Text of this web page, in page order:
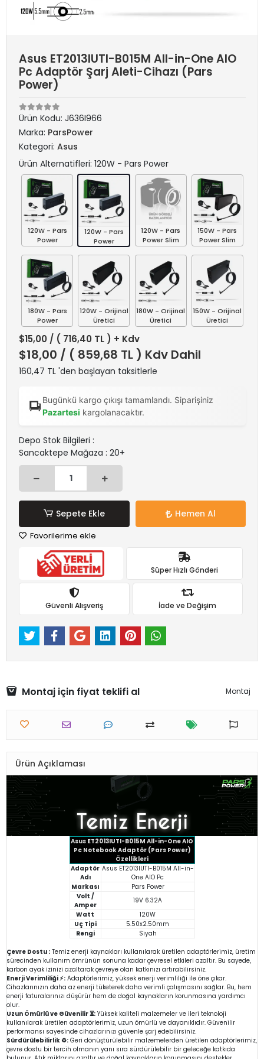
Asus ET2013IUTI-B015M All-in-One AIO
Pc Adaptör Şarj Aleti-Cihazı (Pars
Power)
Ürün Kodu: J636I966
Marka: ParsPower
Kategori: Asus
Ürün Alternatifleri: 120W - Pars Power
120W - Pars
Power
120W - Pars
Power
120W - Pars
Power Slim
150W - Pars
Power Slim
180W - Pars
Power
120W - Orijinal
Üretici
180W - Orijinal
Üretici
150W - Orijinal
Üretici
$15,00 / ( 716,40 TL ) + Kdv
$18,00 / ( 859,68 TL ) Kdv Dahil
160,47 TL 'den başlayan taksitlerle
Bugünkü kargo çıkışı tamamlandı. Siparişiniz
Pazartesi kargolanacaktır.
Depo Stok Bilgileri :
Sancaktepe Mağaza : 20+
Sepete Ekle Hemen Al
Favorilerime ekle
Süper Hızlı Gönderi
Güvenli Alışveriş İade ve Değişim
Montaj için fiyat teklifi al Montaj
Ürün Açıklaması
Asus ET2013IUTI-B015M All-in-One AIO
Pc Notebook Adaptör (Pars Power)
Özellikleri
Adaptör
Adı
Asus ET2013IUTI-B015M All-in-
One AIO Pc
Markası
Pars Power
Volt /
Amper
19V 6.32A
Watt
120W
Uç Tipi
5.50x2.50mm
Rengi
Siyah
Çevre Dostu : Temiz enerji kaynakları kullanılarak üretilen adaptörlerimiz, üretim
sürecinden kullanım ömrünün sonuna kadar çevresel etkileri azaltır. Bu sayede,
karbon ayak izinizi azaltarak çevreye olan katkınızı artırabilirsiniz.
Enerji Verimliliği ⚡: Adaptörlerimiz, yüksek enerji verimliliği ile öne çıkar.
Cihazlarınızın daha az enerji tüketerek daha verimli çalışmasını sağlar. Bu, hem
enerji faturalarınızı düşürür hem de doğal kaynakların korunmasına yardımcı
olur.
Uzun Ömürlü ve Güvenilir ⏳: Yüksek kaliteli malzemeler ve ileri teknoloji
kullanılarak üretilen adaptörlerimiz, uzun ömürlü ve dayanıklıdır. Güvenilir
performansı sayesinde cihazlarınızı güvenle şarj edebilirsiniz.
Sürdürülebilirlik ♻️: Geri dönüştürülebilir malzemelerden üretilen adaptörlerimiz,
çevre dostu bir tercih olmanın yanı sıra sürdürülebilir bir geleceğe katkıda